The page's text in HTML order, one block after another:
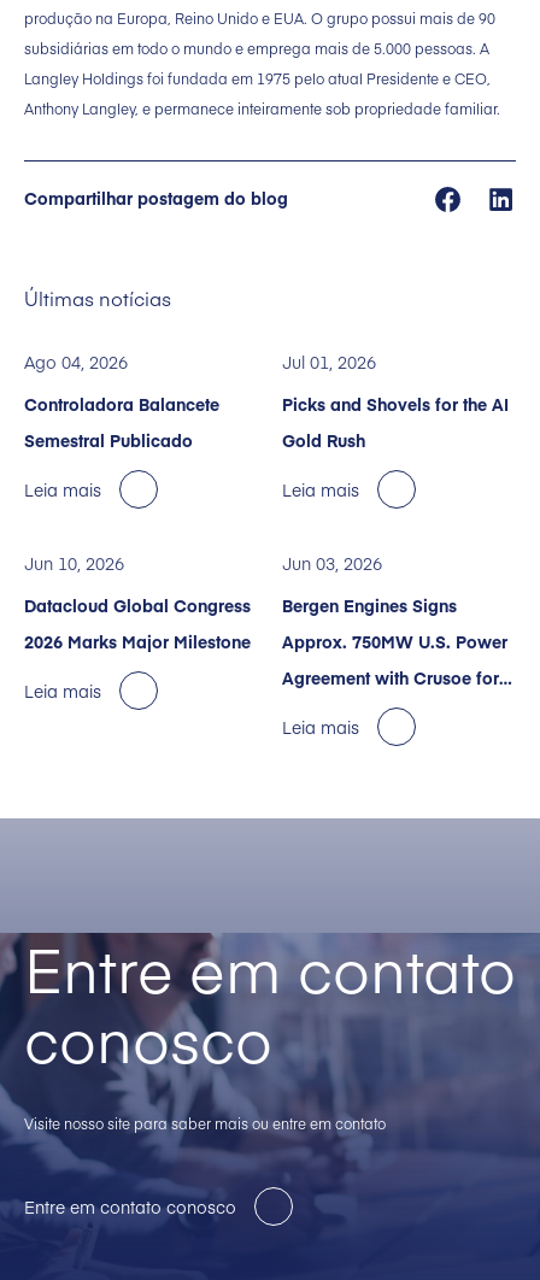
produção na Europa, Reino Unido e EUA. O grupo possui mais de 90
subsidiárias em todo o mundo e emprega mais de 5.000 pessoas. A
Langley Holdings foi fundada em 1975 pelo atual Presidente e CEO,
Anthony Langley, e permanece inteiramente sob propriedade familiar.
Compartilhar postagem do blog
Últimas notícias
Ago 04, 2026
Controladora Balancete
Semestral Publicado
Leia mais
Jul 01, 2026
Picks and Shovels for the AI
Gold Rush
Leia mais
Jun 10, 2026
Datacloud Global Congress
2026 Marks Major Milestone
Leia mais
Jun 03, 2026
Bergen Engines Signs
Approx. 750MW U.S. Power
Agreement with Crusoe for
AI Data Centers
Leia mais
Entre em contato
conosco
Visite nosso site para saber mais ou entre em contato
Entre em contato conosco